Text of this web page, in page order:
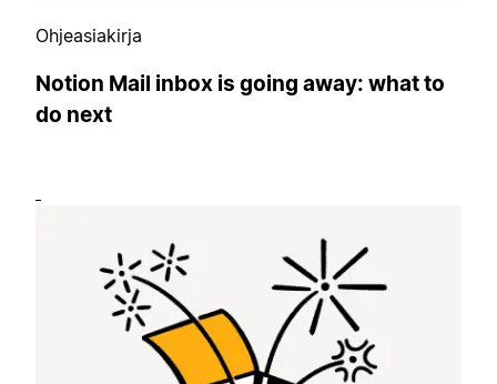
Ohjeasiakirja
Notion Mail inbox is going away: what to
do next